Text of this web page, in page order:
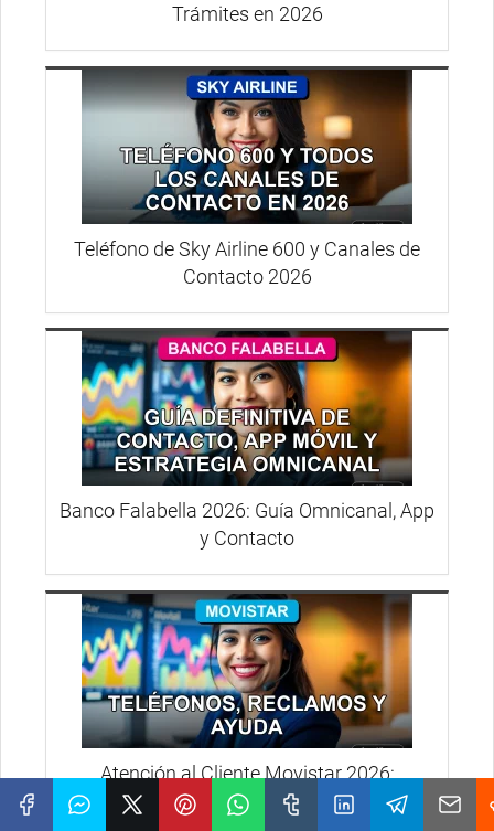
Trámites en 2026
Teléfono de Sky Airline 600 y Canales de
Contacto 2026
Banco Falabella 2026: Guía Omnicanal, App
y Contacto
Atención al Cliente Movistar 2026:
Teléfonos, Reclamos y Ayuda